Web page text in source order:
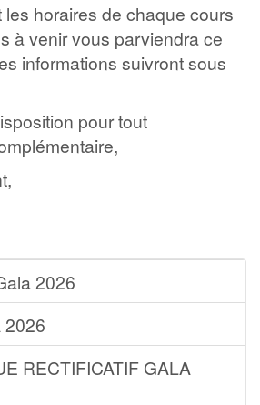
les horaires de chaque cours
à venir vous parviendra ce
informations suivront sous
pour tout
2026
2026
RECTIFICATIF GALA